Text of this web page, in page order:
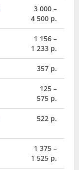
3 000 –
4 500 р.
1 156 –
1 233 р.
357 р.
125 –
575 р.
522 р.
1 375 –
1 525 р.